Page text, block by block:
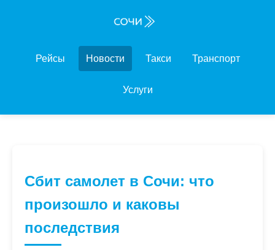
Рейсы Новости Такси Транспорт
Услуги
Сбит самолет в Сочи: что
произошло и каковы
последствия